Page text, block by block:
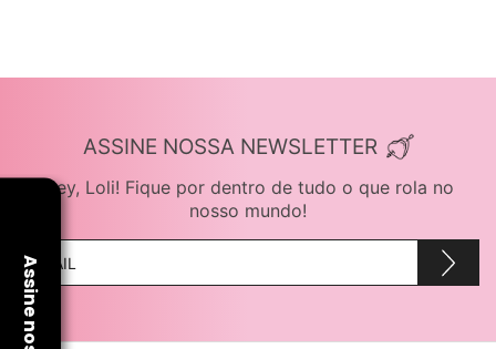
ASSINE NOSSA NEWSLETTER
Hey, Loli! Fique por dentro de tudo o que rola no
nosso mundo!